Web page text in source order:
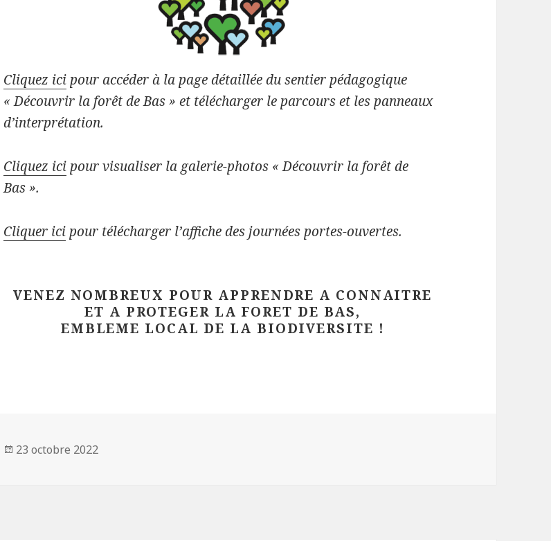
Cliquez ici pour accéder à la page détaillée du sentier pédagogique
« Découvrir la forêt de Bas » et télécharger le parcours et les panneaux
d’interprétation.
Cliquez ici pour visualiser la galerie-photos « Découvrir la forêt de
Bas ».
Cliquer ici pour télécharger l’affiche des journées portes-ouvertes.
VENEZ NOMBREUX POUR APPRENDRE A CONNAITRE
ET A PROTEGER LA FORET DE BAS,
EMBLEME LOCAL DE LA BIODIVERSITE !
Publié
23 octobre 2022